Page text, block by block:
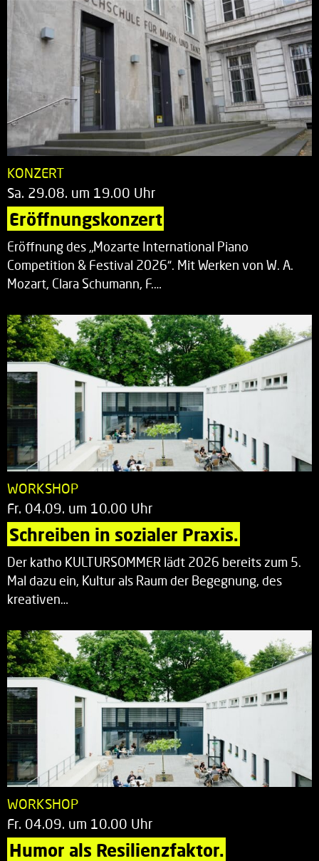
KONZERT
Sa. 29.08. um 19.00 Uhr
Eröffnungskonzert
Eröffnung des „Mozarte International Piano
Competition & Festival 2026“. Mit Werken von W. A.
Mozart, Clara Schumann, F.…
WORKSHOP
Fr. 04.09. um 10.00 Uhr
Schreiben in sozialer Praxis.
Der katho KULTURSOMMER lädt 2026 bereits zum 5.
Mal dazu ein, Kultur als Raum der Begegnung, des
kreativen…
WORKSHOP
Fr. 04.09. um 10.00 Uhr
Humor als Resilienzfaktor.